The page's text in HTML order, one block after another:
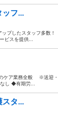
ッフ...
プしたスタッフ多数！
スを提供...
ケア業務全般 ※送迎・
し ◆有期労...
スタ...